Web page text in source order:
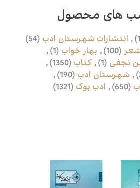
های محصول
, انتشارات شهرستان ادب (54)
(100)
, بهار خواب (1)
,
نجفی (1)
, کتاب (1350)
,
, شهرستان ادب (190)
,
(650)
, ادب بوک (1321)